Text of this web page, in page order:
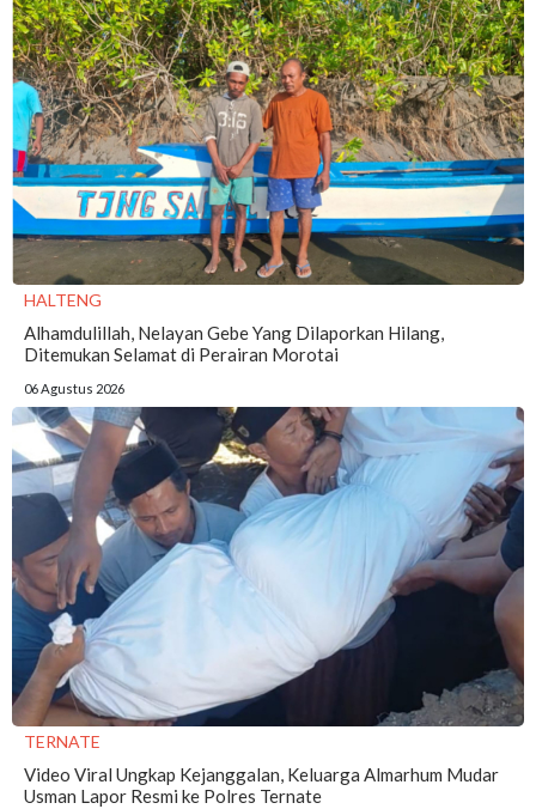
HALTENG
Alhamdulillah, Nelayan Gebe Yang Dilaporkan Hilang,
Ditemukan Selamat di Perairan Morotai
06 Agustus 2026
TERNATE
Video Viral Ungkap Kejanggalan, Keluarga Almarhum Mudar
Usman Lapor Resmi ke Polres Ternate